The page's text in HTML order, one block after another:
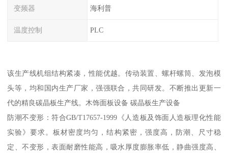
变频器 海利普
温度控制 PLC
该生产线机组结构紧凑，性能优越。传动装置、螺杆螺筒、发泡模
头等，均和国内生产厂家，强强联合，共同研发。不断推出更新一
代的精良碳晶板生产线。木饰面板设备 碳晶板生产设备
防潮不变形：符合GB/T17657-1999《人造板及饰面人造板理化性能
实验》要求。板材密度均匀，结构紧密，强度高，防潮、尺寸稳
定、不变形，表面耐磨性能高，吸水厚度膨胀率低，静曲强度高、